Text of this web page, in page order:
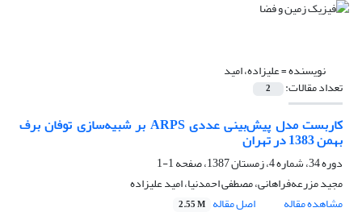
نویسنده =علیزاده، امید
تعداد مقالات: 2
کاربست مدل پیش‌بینی عددی ARPS بر شبیه‌سازی توفان برف
بهمن 1383 در تهران
دوره 34، شماره 4، زمستان 1387، صفحه
1-1
مجید مزرعه‌فراهانی، مصطفی احمدنیا، امید علیزاده
مشاهده مقاله
اصل مقاله 2.55 M